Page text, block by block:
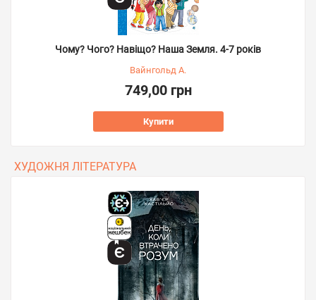
Чому? Чого? Навіщо? Наша Земля. 4-7 років
Вайнгольд А.
749,00 грн
Купити
ХУДОЖНЯ ЛІТЕРАТУРА